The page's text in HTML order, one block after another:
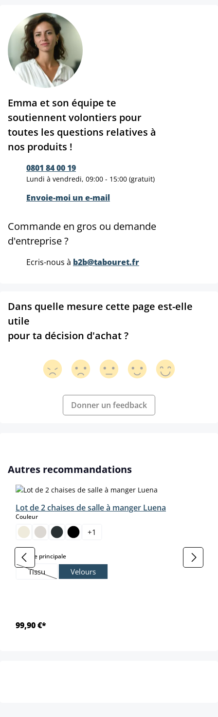
Emma et son équipe te
soutiennent volontiers pour
toutes les questions relatives à
nos produits !
0801 84 00 19
Lundi à vendredi, 09:00 - 15:00 (gratuit)
Envoie-moi un e-mail
Commande en gros ou demande
d'entreprise ?
Ecris-nous à b2b@tabouret.fr
Dans quelle mesure cette page est-elle
utile
pour ta décision d'achat ?
Donner un feedback
Ignorer la galerie de produits
Autres recommandations
Lot de 2 chaises de salle à manger Luena
Couleurselect
+1
Matière principaleselect
Tissu
(Cette option n'est pas disponible pour le moment.)
Velours
99,90 €*